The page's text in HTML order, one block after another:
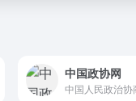
中国政协网